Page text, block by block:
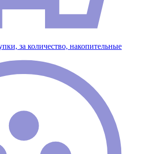
за количество, накопительные